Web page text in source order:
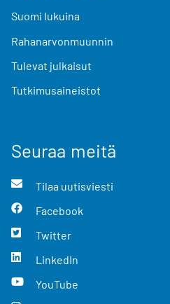
Suomi lukuina
Rahanarvonmuunnin
Tulevat julkaisut
Tutkimusaineistot
Seuraa meitä
Tilaa uutisviesti
Facebook
Twitter
LinkedIn
YouTube